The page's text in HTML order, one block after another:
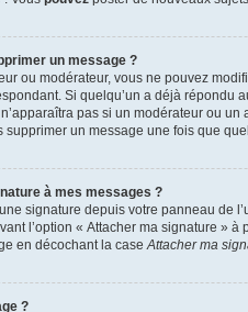
un message ?
ou modérateur, vous ne pouvez
Si quelqu’un a déjà répondu
pas si un modérateur ou
un message une fois que
à mes messages ?
signature depuis votre panneau de
l’option « Attacher ma signature »
en décochant la caseAttacher ma
?